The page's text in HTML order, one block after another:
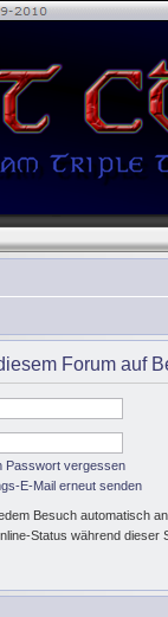
Forum auf
Passwort vergessen
E-Mail erneut senden
Besuch automatisch
Status während dieser